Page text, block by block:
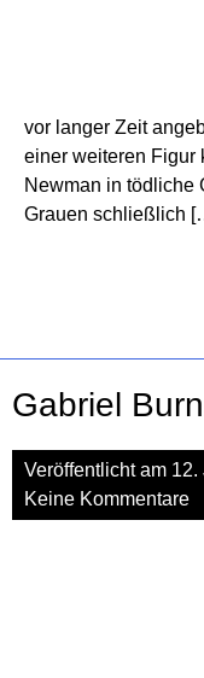
vor langer Zeit
einer weiteren Figur
Newman in tödliche
Grauen schließlich
Gabriel
Veröffentlicht am 12.
Keine Kommentare